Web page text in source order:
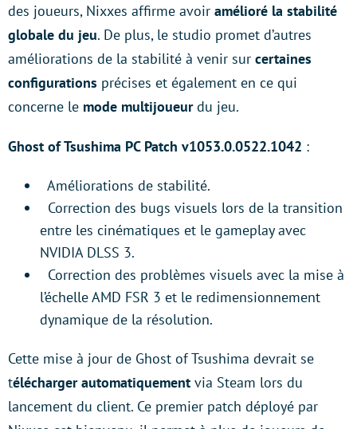
des joueurs, Nixxes affirme avoir amélioré la stabilité
globale du jeu. De plus, le studio promet d’autres
améliorations de la stabilité à venir sur certaines
configurations précises et également en ce qui
concerne le mode multijoueurdu jeu.
Ghost of Tsushima PC Patch v1053.0.0522.1042 :
Améliorations de stabilité.
Correction des bugs visuels lors de la transition
entre les cinématiques et le gameplay avec
NVIDIA DLSS 3.
Correction des problèmes visuels avec la mise à
l’échelle AMD FSR 3 et le redimensionnement
dynamique de la résolution.
Cette mise à jour de Ghost of Tsushima devrait se
télécharger automatiquement via Steam lors du
lancement du client. Ce premier patch déployé par